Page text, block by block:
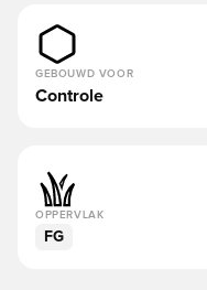
GEBOUWD VOOR
Controle
OPPERVLAK
FG